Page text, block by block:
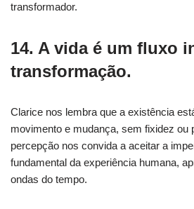
transformador.
14. A vida é um fluxo
transformação.
Clarice nos lembra que a existência
movimento e mudança, sem fixidez ou
percepção nos convida a aceitar a
fundamental da experiência humana,
ondas do tempo.